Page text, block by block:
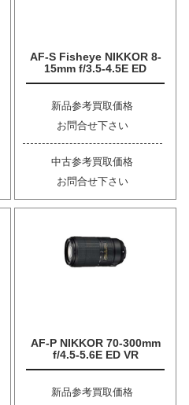
AF-S Fisheye NIKKOR 8-
15mm f/3.5-4.5E ED
新品参考買取価格
お問合せ下さい
中古参考買取価格
お問合せ下さい
AF-P NIKKOR 70-300mm
f/4.5-5.6E ED VR
新品参考買取価格